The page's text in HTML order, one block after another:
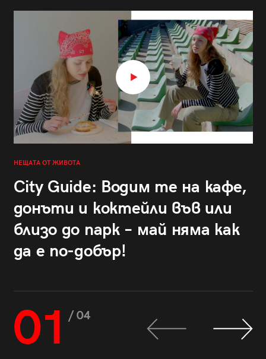
НЕЩАТА ОТ ЖИВОТА
City Guide: Водим те на кафе,
донъти и коктейли във или
близо до парк – май няма как
да е по-добър!
01 / 04